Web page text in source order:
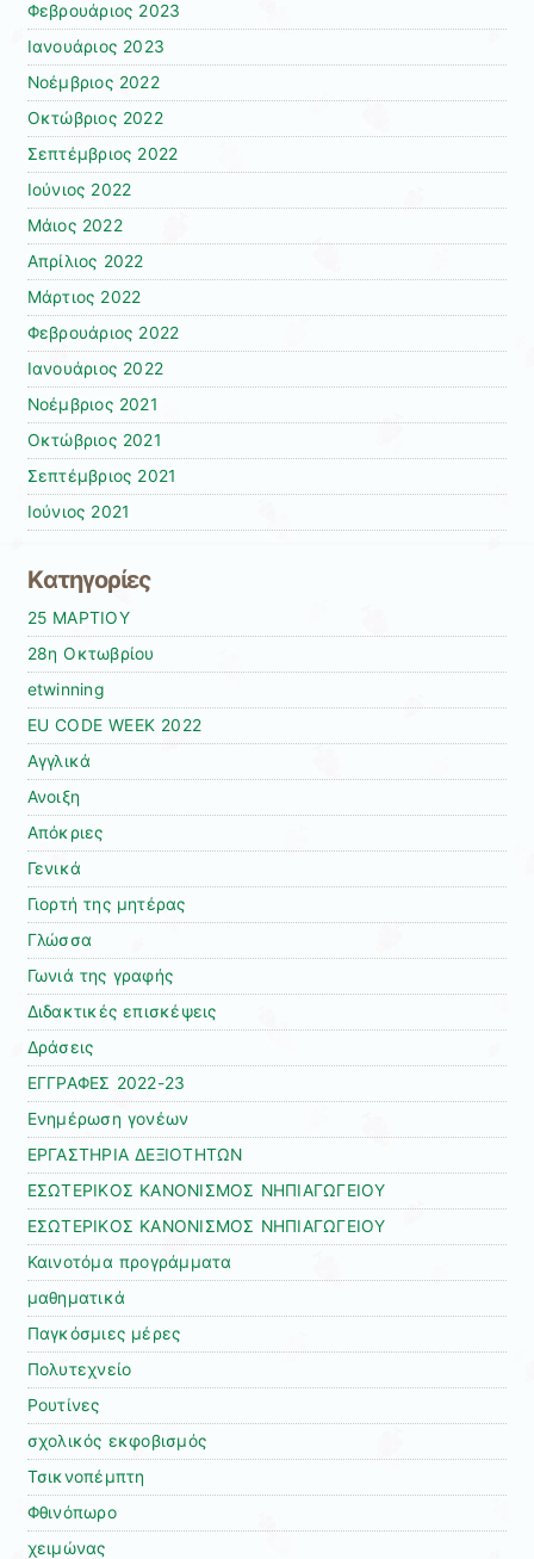
Φεβρουάριος 2023
Ιανουάριος 2023
Νοέμβριος 2022
Οκτώβριος 2022
Σεπτέμβριος 2022
Ιούνιος 2022
Μάιος 2022
Απρίλιος 2022
Μάρτιος 2022
Φεβρουάριος 2022
Ιανουάριος 2022
Νοέμβριος 2021
Οκτώβριος 2021
Σεπτέμβριος 2021
Ιούνιος 2021
Kατηγορίες
25 ΜΑΡΤΙΟΥ
28η Οκτωβρίου
etwinning
EU CODE WEEK 2022
Αγγλικά
Ανοιξη
Απόκριες
Γενικά
Γιορτή της μητέρας
Γλώσσα
Γωνιά της γραφής
Διδακτικές επισκέψεις
Δράσεις
ΕΓΓΡΑΦΕΣ 2022-23
Ενημέρωση γονέων
ΕΡΓΑΣΤΗΡΙΑ ΔΕΞΙΟΤΗΤΩΝ
ΕΣΩΤΕΡΙΚΟΣ ΚΑΝΟΝΙΣΜΟΣ ΝΗΠΙΑΓΩΓΕΙΟΥ
ΕΣΩΤΕΡΙΚΟΣ ΚΑΝΟΝΙΣΜΟΣ ΝΗΠΙΑΓΩΓΕΙΟΥ
Καινοτόμα προγράμματα
μαθηματικά
Παγκόσμιες μέρες
Πολυτεχνείο
Ρουτίνες
σχολικός εκφοβισμός
Τσικνοπέμπτη
Φθινόπωρο
χειμώνας